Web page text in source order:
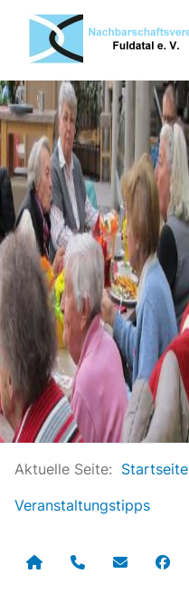
Aktuelle Seite: Startseite
Veranstaltungstipps